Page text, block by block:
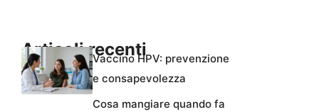
Articoli recentiVaccino HPV: prevenzione
e consapevolezza
Cosa mangiare quando fa